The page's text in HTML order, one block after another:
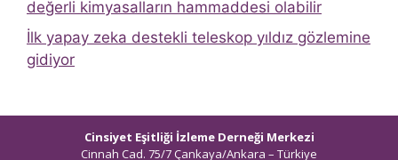
değerli kimyasalların hammaddesi olabilir
İlk yapay zeka destekli teleskop yıldız gözlemine
gidiyor
Cinsiyet Eşitliği İzleme Derneği Merkezi
Cinnah Cad. 75/7 Çankaya/Ankara – Türkiye